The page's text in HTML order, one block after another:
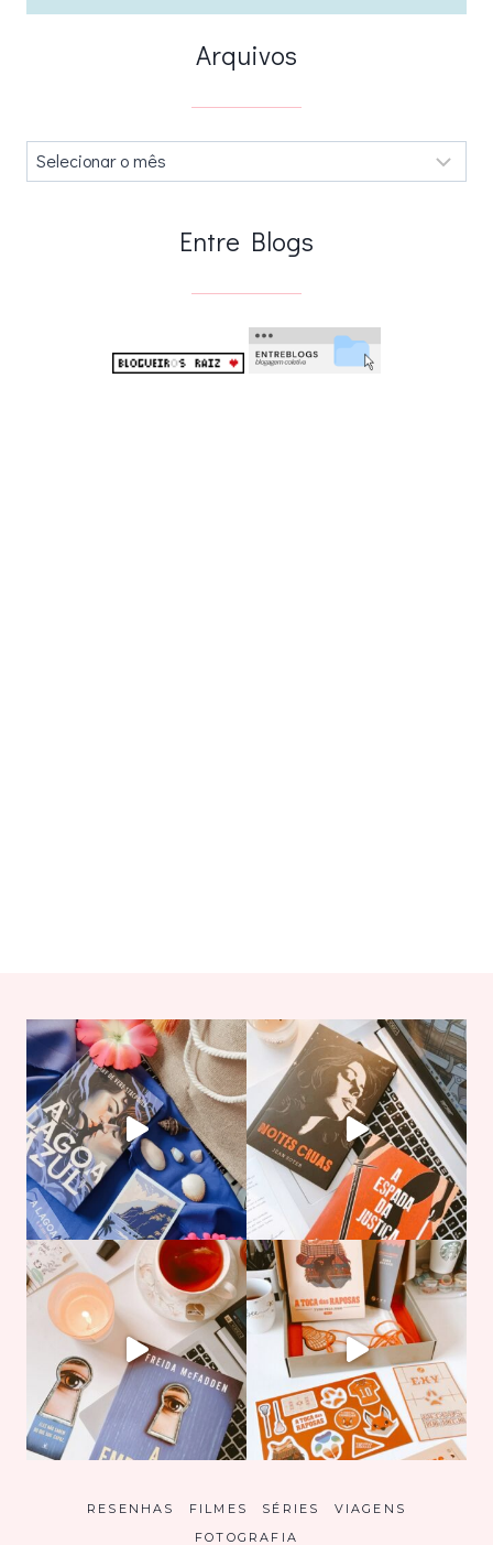
Arquivos
Arquivos
Entre Blogs
RESENHAS FILMES SÉRIES
VIAGENS
FOTOGRAFIA